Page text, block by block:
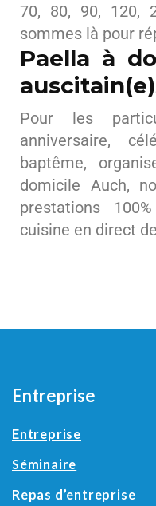
70, 80, 90, 120,
sommes là pour
Paella à
Pour les
anniversaire,
baptême,
domicile Auch,
prestations
cuisine en direct
Entreprise
Entreprise
Séminaire
Repas d’entreprise